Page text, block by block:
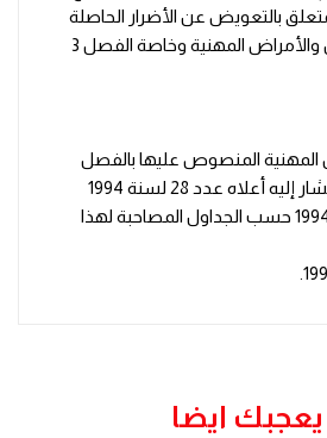
فيفري 1994 المتعلق بالتعويض عن الأضرار الحاصلة
بسبب حوادث الشغل والأمراض المهنية وخاصة الفصل 3
المهنية المنصوص عليها بالفصل
عدد 3 من القانون المشار إليه أعلاه عدد 28 لسنة 1994
المؤرخ في 21 فيفري 1994 حسب الجداول المصاحبة لهذا
ايضا